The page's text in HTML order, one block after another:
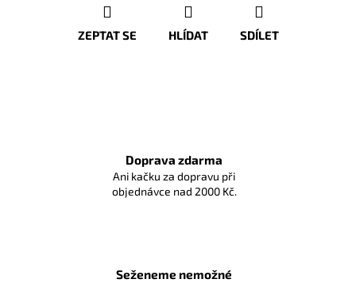
ZEPTAT SE HLÍDAT SDÍLET
Doprava zdarma
Ani kačku za dopravu při
objednávce nad 2000 Kč.
Seženeme nemožné